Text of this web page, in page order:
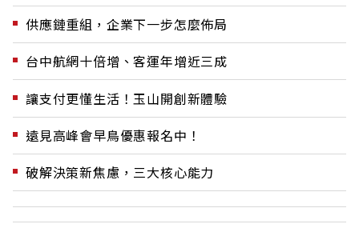
供應鏈重組，企業下一步怎麼佈局
台中航網十倍增、客運年增近三成
讓支付更懂生活！玉山開創新體驗
遠見高峰會早鳥優惠報名中！
破解決策新焦慮，三大核心能力